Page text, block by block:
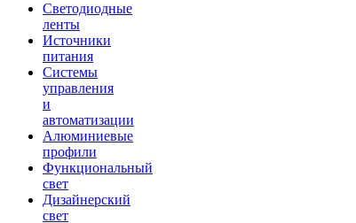
Светодиодные
ленты
Источники
питания
Системы
управления
и
автоматизации
Алюминиевые
профили
Функциональный
свет
Дизайнерский
свет